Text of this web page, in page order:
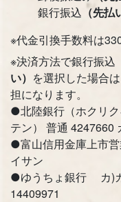
お買い物
銀行振込 （先払
※代金引換手数料は
※決済方法で銀行振込
い） を選択した場合
担になります。
●北陸銀行（ホクリ
テン） 普通 4247660
●富山信用金庫上市
イサン
●ゆうちょ銀行 カ)
14409971